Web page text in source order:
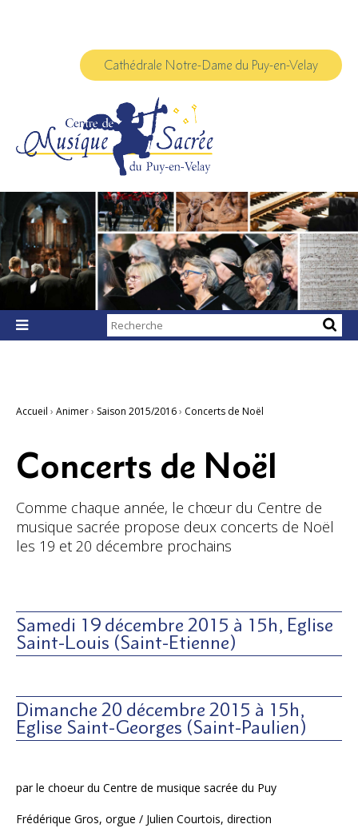
Cathédrale Notre-Dame du Puy-en-Velay

Chercher par
Recherche
Accueil › Animer› Saison 2015/2016› Concerts de Noël
Concerts de Noël
Comme chaque année, le chœur du Centre de
musique sacrée propose deux concerts de Noël
les 19 et 20 décembre prochains
Samedi 19 décembre 2015 à 15h, Eglise
Saint-Louis (Saint-Etienne)
Dimanche 20 décembre 2015 à 15h,
Eglise Saint-Georges (Saint-Paulien)
par le choeur du Centre de musique sacrée du Puy
Frédérique Gros, orgue / Julien Courtois, direction